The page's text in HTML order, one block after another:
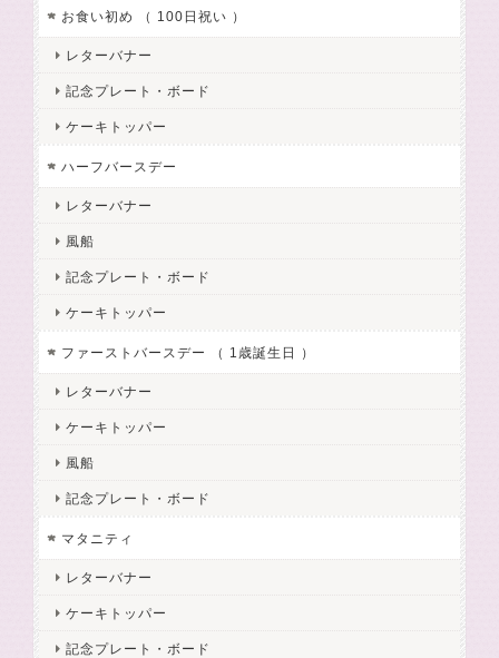
お食い初め （ 100日祝い ）
レターバナー
記念プレート・ボード
ケーキトッパー
ハーフバースデー
レターバナー
風船
記念プレート・ボード
ケーキトッパー
ファーストバースデー （ 1歳誕生日 ）
レターバナー
ケーキトッパー
風船
記念プレート・ボード
マタニティ
レターバナー
ケーキトッパー
記念プレート・ボード